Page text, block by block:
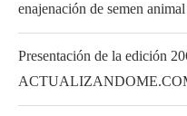
enajenación de semen
Presentación de la edición